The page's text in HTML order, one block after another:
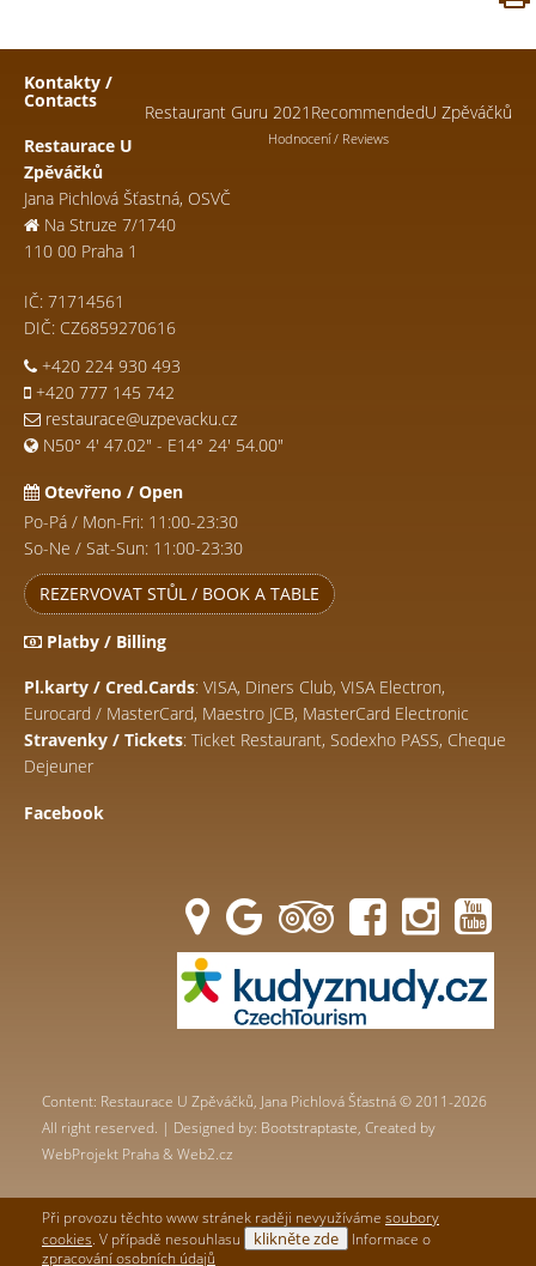
Restaurant Guru 2021 RecommendedU Zpěváčků
Hodnocení / Reviews
Kontakty /
Contacts
Restaurace U
Zpěváčků
Jana Pichlová Šťastná, OSVČ
Na Struze 7/1740
110 00 Praha 1
IČ: 71714561
DIČ: CZ6859270616
+420 224 930 493
+420 777 145 742
restaurace@uzpevacku.cz
N50° 4' 47.02" - E14° 24' 54.00"
Otevřeno / Open
Po-Pá / Mon-Fri: 11:00-23:30
So-Ne / Sat-Sun: 11:00-23:30
REZERVOVAT STŮL / BOOK A TABLE
Platby / Billing
Pl.karty / Cred.Cards: VISA, Diners Club, VISA Electron,
Eurocard / MasterCard, Maestro JCB, MasterCard Electronic
Stravenky / Tickets: Ticket Restaurant, Sodexho PASS, Cheque
Dejeuner
Facebook
Content: Restaurace U Zpěváčků, Jana Pichlová Šťastná © 2011-2026
All right reserved. | Designed by: Bootstraptaste, Created by
WebProjekt Praha & Web2.cz
Při provozu těchto www stránek raději nevyužíváme soubory
cookies. V případě nesouhlasu klikněte zde
Informace o
zpracování osobních údajů